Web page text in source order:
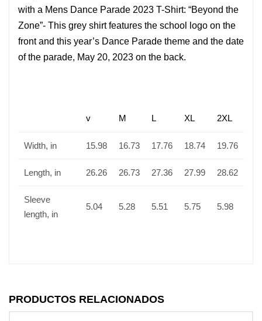
with a Mens Dance Parade 2023 T-Shirt: “Beyond the
Zone”- This grey shirt features the school logo on the
front and this year’s Dance Parade theme and the date
of the parade, May 20, 2023 on the back.
v M L XL 2XL
Width, in 15.98 16.73 17.76 18.74 19.76
Length, in 26.26 26.73 27.36 27.99 28.62
Sleeve
length, in
5.04 5.28 5.51 5.75 5.98
PRODUCTOS RELACIONADOS